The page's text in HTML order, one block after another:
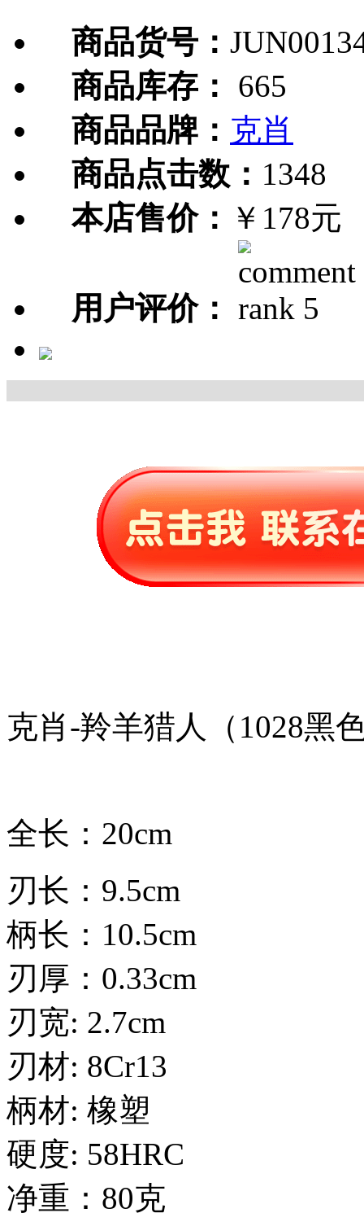
商品货号：
商品库存：
665
商品品牌： 克肖
商品点击数： 1348
本店售价： ￥178元
用户评价：
克肖-羚羊猎人（1028黑
全长：20cm
刃长：9.5cm
柄长：10.5cm
刃厚：0.33cm
刃宽: 2.7cm
刃材: 8Cr13
柄材: 橡塑
硬度: 58HRC
净重：80克